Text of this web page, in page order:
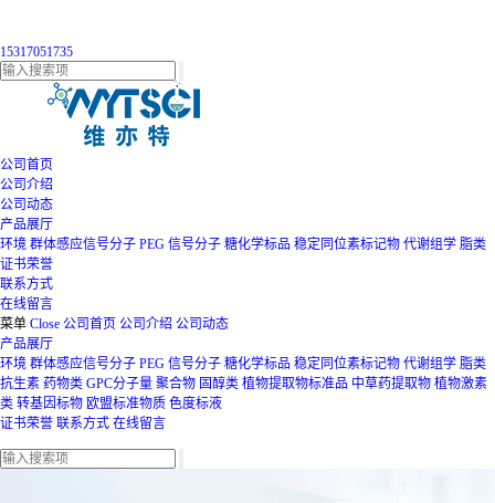
15317051735
公司首页
公司介绍
公司动态
产品展厅
环境 群体感应信号分子 PEG 信号分子 糖化学标品 稳定同位素标记物 代谢组学 脂类
证书荣誉
联系方式
在线留言
菜单 Close 公司首页 公司介绍 公司动态
产品展厅
环境 群体感应信号分子 PEG 信号分子 糖化学标品 稳定同位素标记物 代谢组学 脂类
抗生素 药物类 GPC分子量 聚合物 固醇类 植物提取物标准品 中草药提取物 植物激素
类 转基因标物 欧盟标准物质 色度标液
证书荣誉 联系方式 在线留言